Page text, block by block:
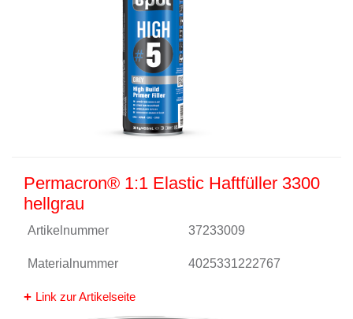
Permacron® 1:1 Elastic Haftfüller 3300
hellgrau
Artikelnummer 37233009
Materialnummer 4025331222767
Link zur Artikelseite